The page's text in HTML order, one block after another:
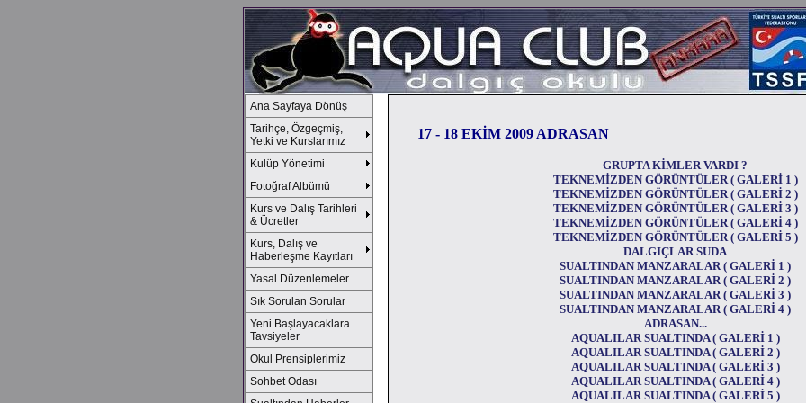
Ana Sayfaya Dönüş
Tarihçe, Özgeçmiş,
Yetki ve Kurslarımız
Kulüp Yönetimi
Fotoğraf Albümü
Kurs ve Dalış Tarihleri
& Ücretler
Kurs, Dalış ve
Haberleşme Kayıtları
Yasal Düzenlemeler
Sık Sorulan Sorular
Yeni Başlayacaklara
Tavsiyeler
Okul Prensiplerimiz
Sohbet Odası
17 - 18 EKİM 2009 ADRASAN
GRUPTA KİMLER VARDI ?
TEKNEMİZDEN GÖRÜNTÜLER ( GALERİ 1 )
TEKNEMİZDEN GÖRÜNTÜLER ( GALERİ 2 )
TEKNEMİZDEN GÖRÜNTÜLER ( GALERİ 3 )
TEKNEMİZDEN GÖRÜNTÜLER ( GALERİ 4 )
TEKNEMİZDEN GÖRÜNTÜLER ( GALERİ 5 )
DALGIÇLAR SUDA
SUALTINDAN MANZARALAR ( GALERİ 1 )
SUALTINDAN MANZARALAR ( GALERİ 2 )
SUALTINDAN MANZARALAR ( GALERİ 3 )
SUALTINDAN MANZARALAR ( GALERİ 4 )
ADRASAN...
AQUALILAR SUALTINDA ( GALERİ 1 )
AQUALILAR SUALTINDA ( GALERİ 2 )
AQUALILAR SUALTINDA ( GALERİ 3 )
AQUALILAR SUALTINDA ( GALERİ 4 )
AQUALILAR SUALTINDA ( GALERİ 5 )